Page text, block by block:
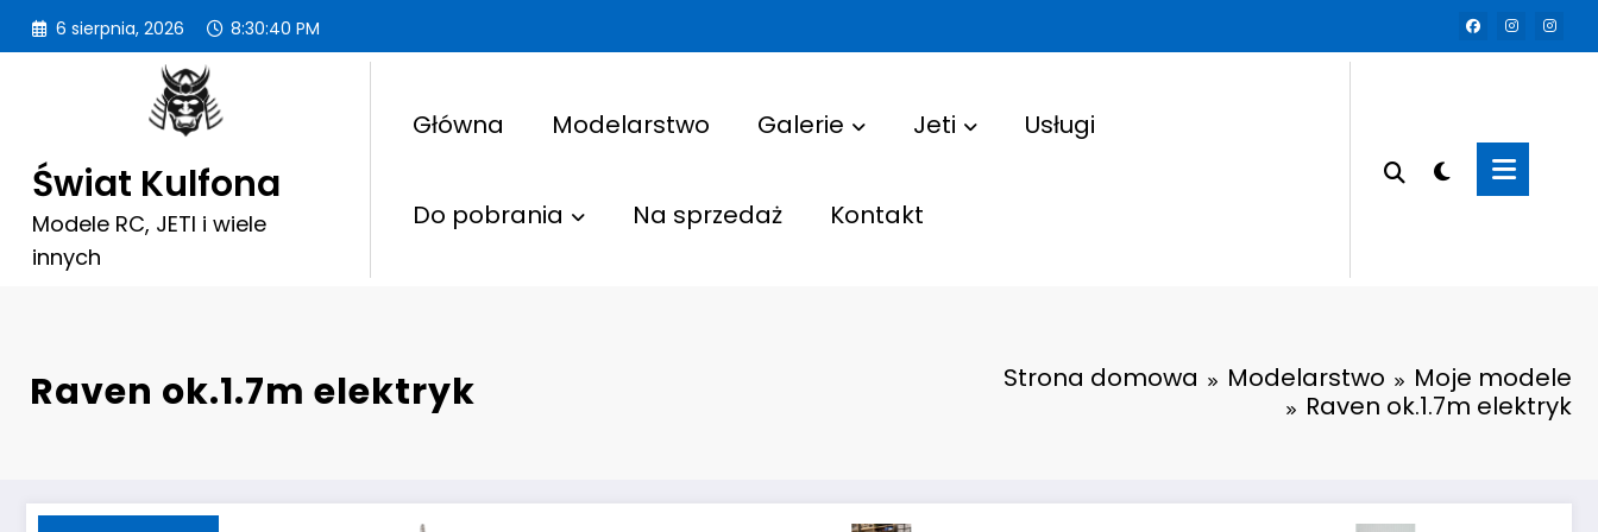
Przejdź
6 sierpnia, 2026 8:30:43 PM
Świat Kulfona
Modele RC, JETI i wiele
innych
Główna Modelarstwo Galerie Jeti Usługi
Do pobrania Na sprzedaż Kontakt
Raven ok.1.7m elektryk Strona domowa Modelarstwo
Moje modele
Raven ok.1.7m elektryk